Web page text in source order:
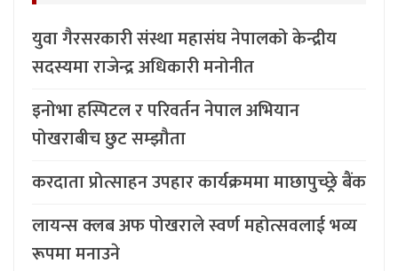
युवा गैरसरकारी संस्था महासंघ नेपालको केन्द्रीय
सदस्यमा राजेन्द्र अधिकारी मनोनीत
इनोभा हस्पिटल र परिवर्तन नेपाल अभियान
पोखराबीच छुट सम्झौता
करदाता प्रोत्साहन उपहार कार्यक्रममा माछापुच्छ्र्रे बैंक
लायन्स क्लब अफ पोखराले स्वर्ण महोत्सवलाई भव्य
रूपमा मनाउने